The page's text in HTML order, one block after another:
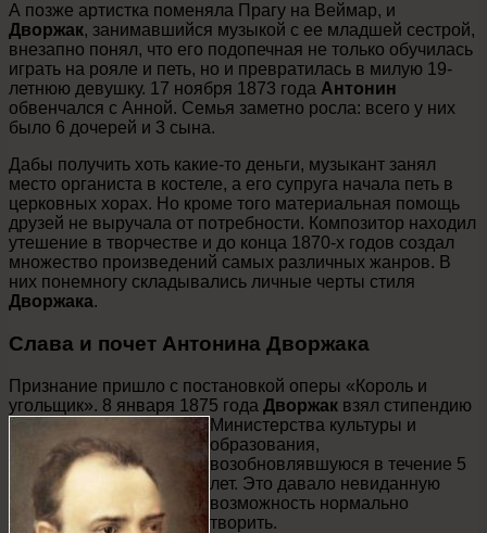
А позже артистка поменяла Прагу на Веймар, и
Дворжак, занимавшийся музыкой с ее младшей сестрой,
внезапно понял, что его подопечная не только обучилась
играть на рояле и петь, но и превратилась в милую 19-
летнюю девушку. 17 ноября 1873 года Антонин
обвенчался с Анной. Семья заметно росла: всего у них
было 6 дочерей и 3 сына.
Дабы получить хоть какие-то деньги, музыкант занял
место органиста в костеле, а его супруга начала петь в
церковных хорах. Но кроме того материальная помощь
друзей не выручала от потребности. Композитор находил
утешение в творчестве и до конца 1870-х годов создал
множество произведений самых различных жанров. В
них понемногу складывались личные черты стиля
Дворжака.
Слава и почет Антонина Дворжака
Признание пришло с постановкой оперы «Король и
угольщик». 8 января 1875 года Дворжак взял стипендию
Министерства культуры и
образования,
возобновлявшуюся в течение 5
лет. Это давало невиданную
возможность нормально
творить.